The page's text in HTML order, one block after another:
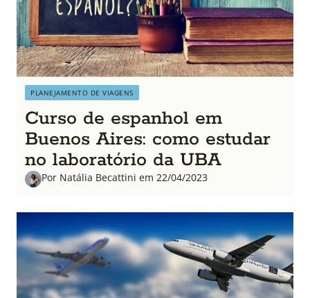
PLANEJAMENTO DE VIAGENS
Curso de espanhol em
Buenos Aires: como estudar
no laboratório da UBA
Por Natália Becattini em 22/04/2023